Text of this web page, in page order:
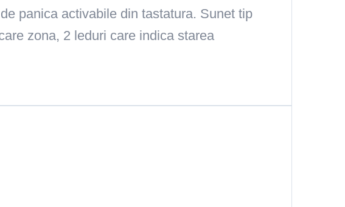
panica activabile din tastatura. Sunet tip
zona, 2 leduri care indica starea